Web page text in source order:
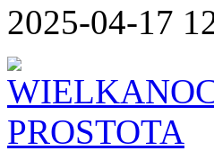
2025-04-17